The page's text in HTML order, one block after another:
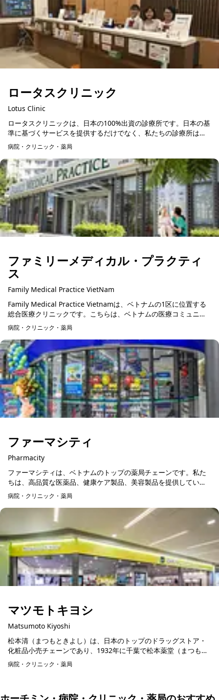
ロータスクリニック
Lotus Clinic
ロータスクリニックは、日本の100%出資の診療所です。日本の基
準に基づくサービスを提供するだけでなく、私たちの診療所は日
本人の親切でフレンドリーな対応を患者さまに提供しています。
ロータス...
病院・クリニック・薬局
ファミリーメディカル・プラクティ
ス
Family Medical Practice VietNam
Family Medical Practice Vietnamは、ベトナムの1区に位置する
総合医療クリニックです。こちらは、ベトナムの医療コミュニテ
病院・クリニック・薬局
ファーマシティ
Pharmacity
ファーマシティは、ベトナムのトップの薬局チェーンです。私た
ちは、高品質な医薬品、健康ケア製品、美容製品を提供していま
す。 全国に500以上の店舗を展開しているファーマシティは、便
利で信頼性...
病院・クリニック・薬局
マツモトキヨシ
Matsumoto Kiyoshi
松本清（まつもときよし）は、日本のトップのドラッグストア・
化粧品小売チェーンであり、1932年に千葉で松本薬堂（まつもと
やくほう）として設立されました。 1951年には創業者の名前にち
なん...
病院・クリニック・薬局